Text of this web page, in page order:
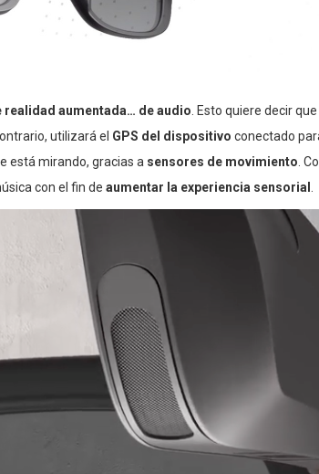
aumentada… de audio . Esto quiere decir
utilizará el GPS del dispositivo conectado
está mirando, gracias a sensores de movimiento .
con el fin de aumentar la experiencia sensorial